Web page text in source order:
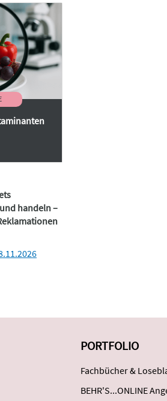
handeln –
PORTFOLIO
Fachbücher &
BEHR'S...ONLINE